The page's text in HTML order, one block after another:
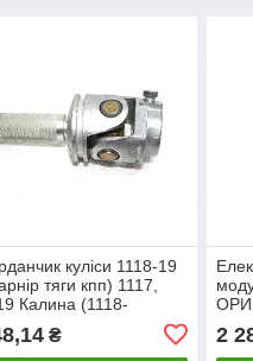
куліси 1118-19
тяги кпп) 1117,
Калина (1118-
₴
у
2